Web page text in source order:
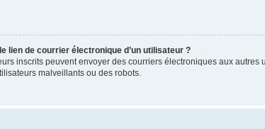
lien de courrier électronique d’un utilisateur ?
inscrits peuvent envoyer des courriers électroniques aux
malveillants ou des robots.